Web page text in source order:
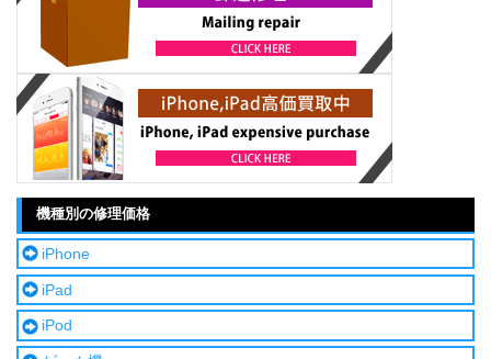
機種別の修理価格
iPhone
iPad
iPod